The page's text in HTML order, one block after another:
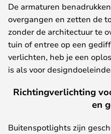
De armaturen
overgangen en zetten de
zonder de architectuur te
tuin of entree op een
verlichten, heb je een
is als voor
Richtingverlichting
en
Buitenspotlights zijn